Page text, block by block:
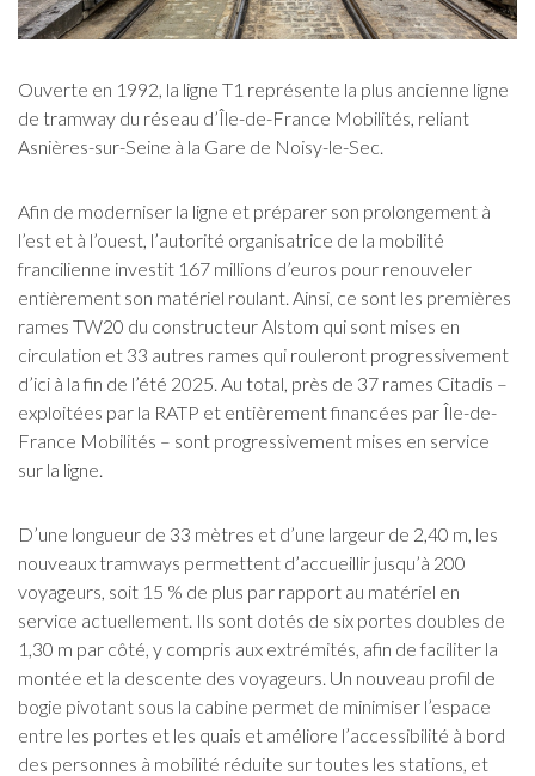
Ouverte en 1992, la ligne T1 représente la plus ancienne ligne
de tramway du réseau d’Île-de-France Mobilités, reliant
Asnières-sur-Seine à la Gare de Noisy-le-Sec.
Afin de moderniser la ligne et préparer son prolongement à
l’est et à l’ouest, l’autorité organisatrice de la mobilité
francilienne investit 167 millions d’euros pour renouveler
entièrement son matériel roulant. Ainsi, ce sont les premières
rames TW20 du constructeur Alstom qui sont mises en
circulation et 33 autres rames qui rouleront progressivement
d’ici à la fin de l’été 2025. Au total, près de 37 rames Citadis –
exploitées par la RATP et entièrement financées par Île-de-
France Mobilités – sont progressivement mises en service
sur la ligne.
D’une longueur de 33 mètres et d’une largeur de 2,40 m, les
nouveaux tramways permettent d’accueillir jusqu’à 200
voyageurs, soit 15 % de plus par rapport au matériel en
service actuellement. Ils sont dotés de six portes doubles de
1,30 m par côté, y compris aux extrémités, afin de faciliter la
montée et la descente des voyageurs. Un nouveau profil de
bogie pivotant sous la cabine permet de minimiser l’espace
entre les portes et les quais et améliore l’accessibilité à bord
des personnes à mobilité réduite sur toutes les stations, et